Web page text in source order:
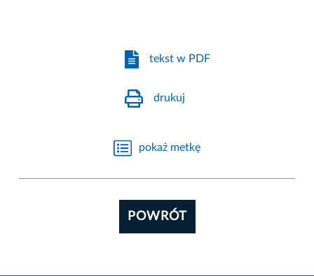
tekst w PDF
drukuj
pokaż metkę
POWRÓT